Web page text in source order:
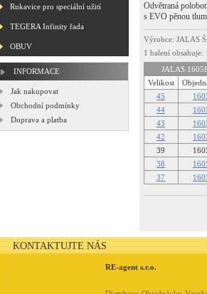
Rukavice pro speciální užití
TEGERA Infinity řada
OBUV
INFORMACE
Jak nakupovat
Obchodní podmínky
Doprava a platba
Odvětraná
s EVO pěnou
Výrobce: JALAS
1 balení obsahuje:
JALAS
Velikost
45
44
43
42
39
38
37
KONTAKTUJTE NÁS
RE-agent s.r.o.